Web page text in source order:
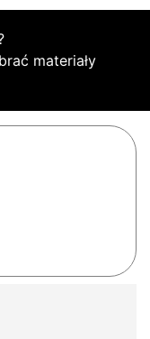
materiały